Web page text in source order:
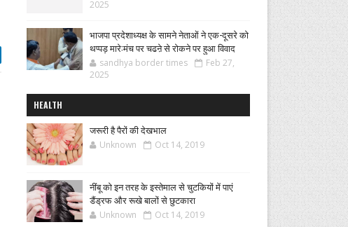
2025
भाजपा प्रदेशाध्यक्ष के सामने नेताओं ने एक-दूसरे को
थप्पड़ मारे:मंच पर चढऩे से रोकने पर हुआ विवाद
sandhya border times
Feb 27,
2025
HEALTH
जरूरी है पैरों की देखभाल
Unknown Oct 14, 2019
नींबू को इन तरह के इस्तेमाल से चुटकियों में पाएं
डैंड्रफ और रूखे बालों से छुटकारा
Unknown Oct 14, 2019